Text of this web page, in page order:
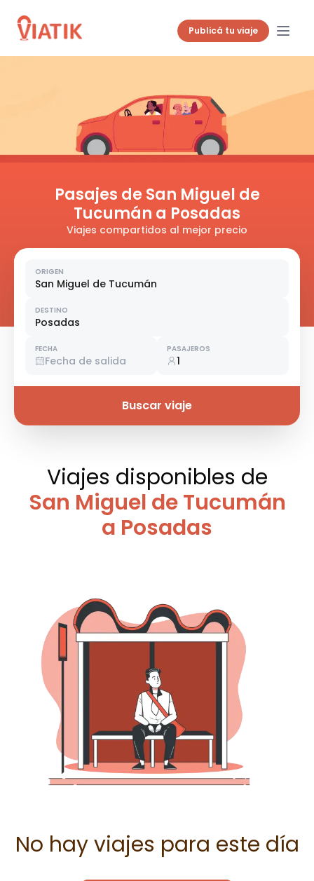
Publicá tu viaje
Pasajes de San Miguel de
Tucumán a Posadas
Viajes compartidos al mejor precio
ORIGEN
San Miguel de Tucumán
DESTINO
Posadas
FECHA
Fecha de salida
PASAJEROS
1
Buscar viaje
Viajes disponibles de
San Miguel de Tucumán
a Posadas
No hay viajes para este día